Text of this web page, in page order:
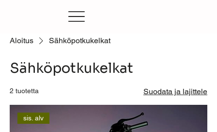
Aloitus Sähköpotkukelkat
Sähköpotkukelkat
2 tuotetta Suodata ja lajittele
sis. alv